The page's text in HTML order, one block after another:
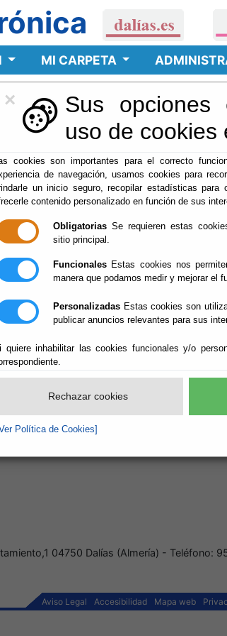
×
Sus
uso de cookies
cookies son importantes para el correcto
de navegación, usamos cookies para
un inicio seguro, recopilar estadísticas
contenido personalizado en función de sus
Obligatorias Se requieren estas
sitio principal.
Funcionales Estas cookies nos
manera que podamos medir y mejorar el
Personalizadas Estas cookies son
publicar anuncios relevantes para sus
quiere inhabilitar las cookies funcionales y/o
Rechazar cookies
Política de Cookies]
MI CARPETA
del
no se exprese otro cómputo, cuando los
declararlo así una ley o por el Derecho
del Procedimiento Administrativo
04750 Dalías (Almería) - Teléfono:
Aviso Legal Accesibilidad Mapa web